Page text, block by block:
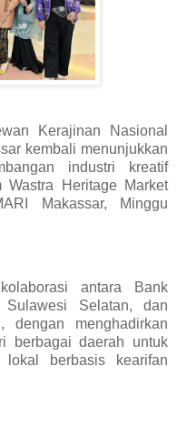
Kerajinan Nasional
kembali menunjukkan
industri kreatif
Heritage Market
Makassar, Minggu
antara Bank
Sulawesi Selatan, dan
dengan menghadirkan
berbagai daerah untuk
berbasis kearifan